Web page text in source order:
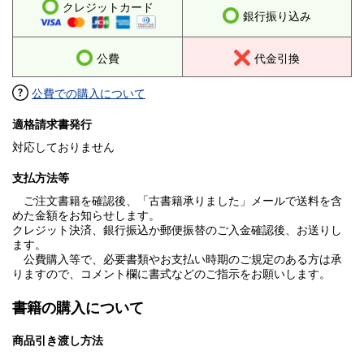
クレジットカード
銀行振り込み
公費 代金引換
公費での購入について
適格請求書発行
対応しておりません
支払方法等
ご注文書籍を確認後、「古書籍承りました」メールで送料を含
めた金額をお知らせします。
クレジット決済、銀行振込か郵便振替のご入金確認後、お送りし
ます。
公費購入等で、必要書類やお支払い時期のご規定のある方は承
りますので、コメント欄に書式などのご指示をお願いします。
書籍の購入について
商品引き渡し方法